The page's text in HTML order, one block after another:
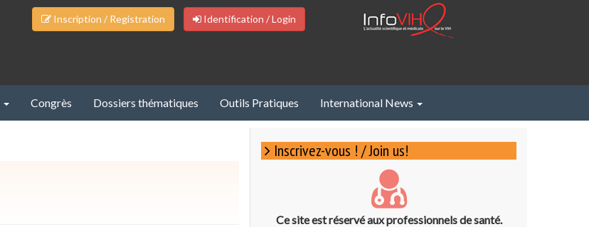
Inscription / Registration Identification / Login
Congrès Dossiers thématiques Outils Pratiques International News
Inscrivez-vous ! / Join us!
Ce site est réservé aux professionnels de santé.